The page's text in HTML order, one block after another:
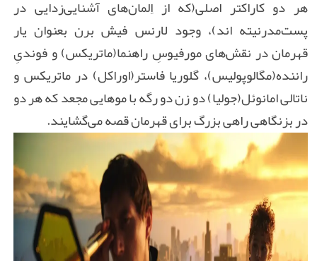
هر دو کاراکتر اصلی(که از اِلمان‌های آشنایی‌زدایی در
پست‌مدرنیته ‌اند)، وجود لارنس فیش برن بعنوان یار
قهرمان در نقش‌های مورفیوسِ راهنما(ماتریکس) و فوندیِ
راننده(مگالوپولیس)، گلوریا فاستر(اوراکل) در ماتریکس و
ناتالی امانوئل(جولیا) دو زن دو رگه با موهایی مجعد که هر دو
در بزنگاهی راهی بزرگ برای قهرمان‌ قصه می‌گشایند.